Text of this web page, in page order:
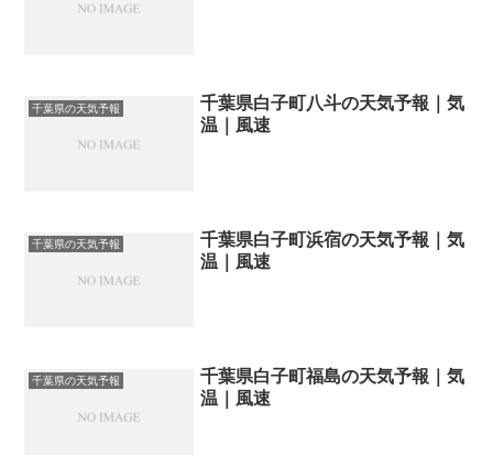
千葉県の天気予報
千葉県白子町八斗の天気予報｜気
温｜風速
千葉県の天気予報
千葉県白子町浜宿の天気予報｜気
温｜風速
千葉県の天気予報
千葉県白子町福島の天気予報｜気
温｜風速